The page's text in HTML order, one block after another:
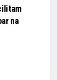
na